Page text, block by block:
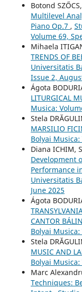
Botond
Multilevel
Piano Op.7 ,
Volume 69,
Mihaela
TRENDS OF
Universitatis
Issue 2,
Ágota
LITURGICAL
Musica:
Stela
MARSILIO
Bolyai
Diana ICHIM,
Development
Performance
Universitatis
June 2025
Ágota
CANTOR
Bolyai
Stela
MUSIC AND
Bolyai Musica:
Marc
Techniques: